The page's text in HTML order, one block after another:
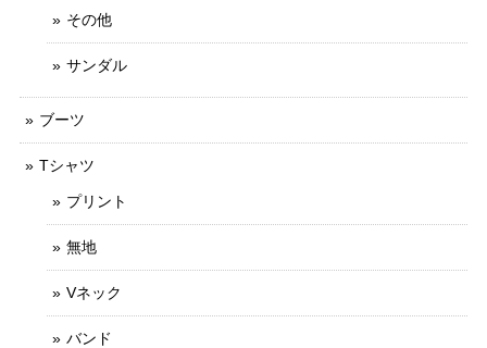
その他
サンダル
ブーツ
Tシャツ
プリント
無地
Vネック
バンド